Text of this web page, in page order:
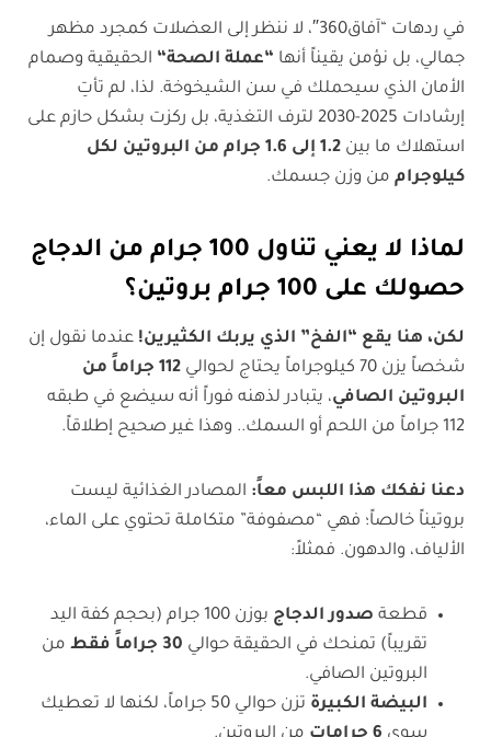
في ردهات “آفاق360″، لا ننظر إلى العضلات كمجرد مظهر
جمالي، بل نؤمن يقيناً أنها “عملة الصحة“ الحقيقية وصمام
الأمان الذي سيحملك في سن الشيخوخة. لذا، لم تأتِ
إرشادات 2025-2030 لترف التغذية، بل ركزت بشكل حازم على
استهلاك ما بين 1.2
إلى 1.6 جرام من البروتين لكل
كيلوجرام من وزن جسمك.
لماذا لا يعني تناول 100 جرام من الدجاج
حصولك على 100 جرام بروتين؟
لكن، هنا يقع “الفخ” الذي يربك الكثيرين! عندما نقول إن
شخصاً يزن 70 كيلوجراماً يحتاج لحوالي
112 جراماً من
البروتين الصافي، يتبادر لذهنه فوراً أنه سيضع في طبقه
112 جراماً من اللحم أو السمك.. وهذا غير صحيح إطلاقاً.
دعنا نفكك هذا اللبس معاً: المصادر الغذائية ليست
بروتيناً خالصاً؛ فهي “مصفوفة” متكاملة تحتوي على الماء،
الألياف، والدهون. فمثلاً:
قطعة صدور الدجاج
بوزن 100 جرام (بحجم كفة اليد
تقريباً) تمنحك في الحقيقة حوالي 30 جراماً فقط من
البروتين الصافي.
البيضة الكبيرة
تزن حوالي 50 جراماً، لكنها لا تعطيك